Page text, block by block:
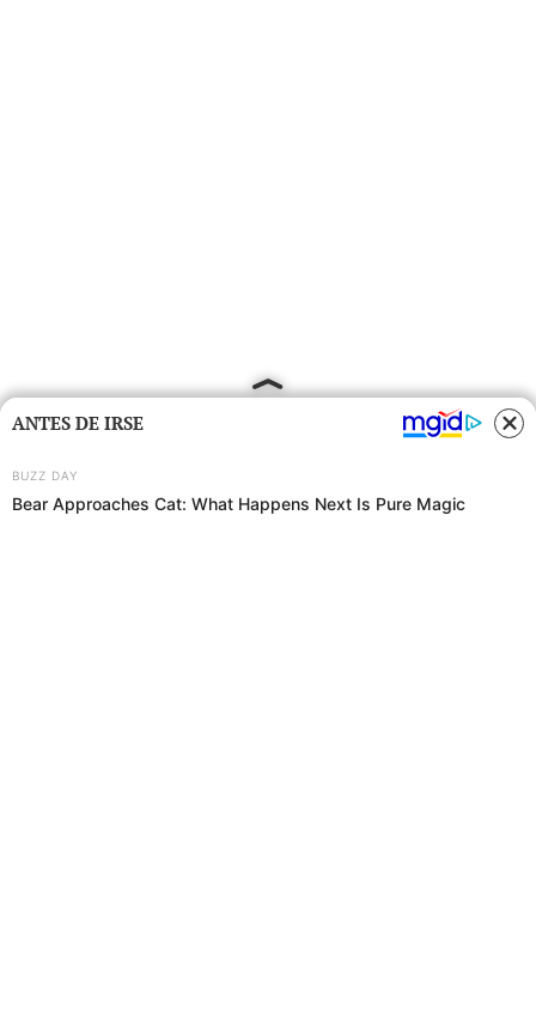
ANTES DE IRSE